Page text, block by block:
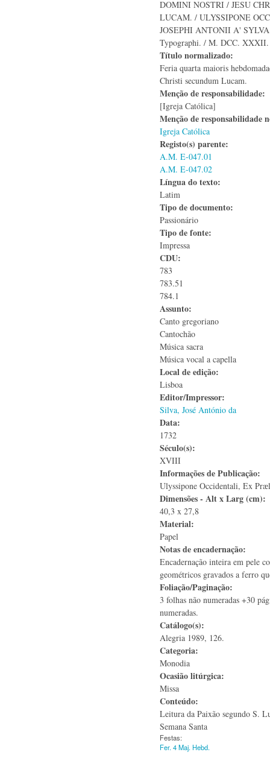
DOMINI NOSTRI / JESU
LUCAM. / ULYSSIPONE
JOSEPHI ANTONII A'
Typographi. / M. DCC. XXXII.
Título normalizado:
Feria quarta maioris
Christi secundum Lucam.
Menção de responsabilidade:
[Igreja Católica]
Menção de responsabilidade
Igreja Católica
Registo(s) parente:
A.M. E-047.01
A.M. E-047.02
Língua do texto:
Latim
Tipo de documento:
Passionário
Tipo de fonte:
Impressa
CDU:
783
783.51
784.1
Assunto:
Canto gregoriano
Cantochão
Música sacra
Música vocal a capella
Local de edição:
Lisboa
Editor/Impressor:
Silva, José António da
Data:
1732
Século(s):
XVIII
Informações de Publicação:
Ulyssipone Occidentali, Ex
Dimensões - Alt x Larg (cm):
40,3 x 27,8
Material:
Papel
Notas de encadernação:
Encadernação inteira em pele
geométricos gravados a ferro
Foliação/Paginação:
3 folhas não numeradas +30
numeradas.
Catálogo(s):
Alegria 1989, 126.
Categoria:
Monodia
Ocasião litúrgica:
Missa
Conteúdo:
Leitura da Paixão segundo S.
Semana Santa
Festas:
Fer. 4 Maj. Hebd.